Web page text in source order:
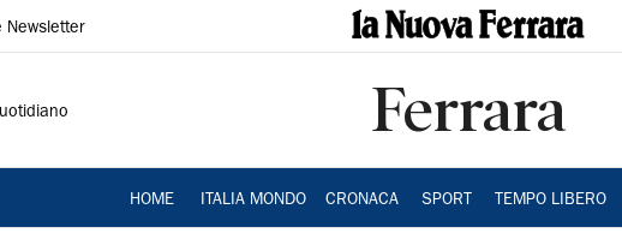
Newsletter
Ferrara
HOME ITALIA MONDO CRONACA SPORT TEMPO LIBERO